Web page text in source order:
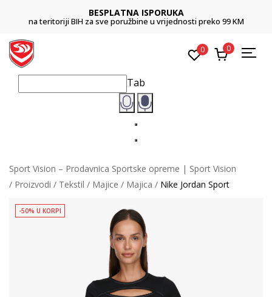
BESPLATNA ISPORUKA
na teritoriji BIH za sve poružbine u vrijednosti preko 99 KM
0 0
Tab
Sport Vision – Prodavnica Sportske opreme | Sport Vision
Proizvodi
Tekstil Majice Majica Nike Jordan Sport
-50% U KORPI